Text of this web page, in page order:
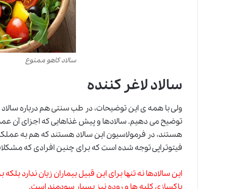
سالاد کاهو ممنوع
سالاد لاغر کننده
ولی با همه ی این توضیحات، در طب سنتیهم درباره
توضیح می دهیم. سالادها و پیش غذاهایی که اجزای آن
هستند، در فرمولاسیون این سالاد هستند که هم به
فیتوتراپی توجه شده است که برای چنین افرادی که
این سالادها نه تنها برای این قبیل بیماران زیان ندارد